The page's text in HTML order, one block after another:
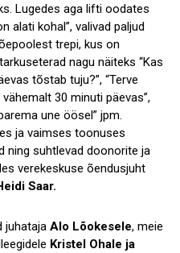
Lugedes aga lifti oodates
alati kohal”, valivad paljud
trepi, kus on
nagu näiteks “Kas
tõstab tuju?”, “Terve
30 minuti päevas”,
une öösel” jpm.
ja vaimses toonuses
ning suhtlevad doonorite ja
verekeskuse õendusjuht
Saar.
juhataja Alo Lõokesele, meie
Kristel Ohale ja